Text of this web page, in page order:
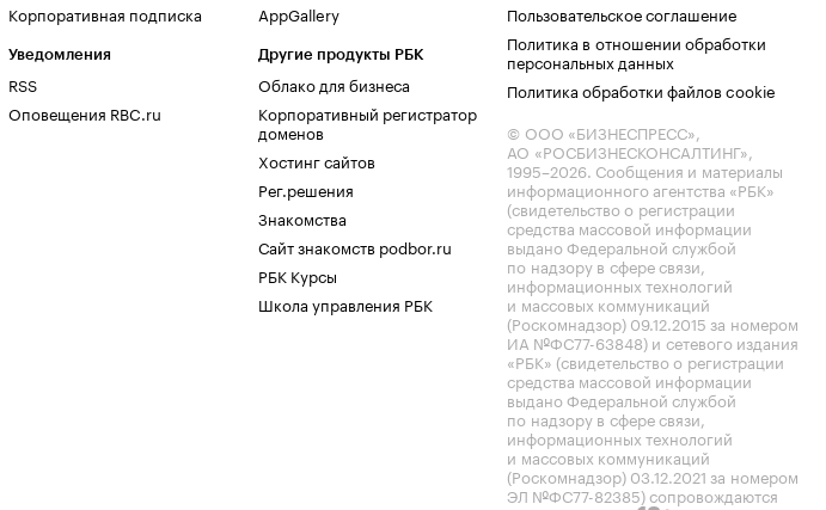
Корпоративная подписка
Уведомления
RSS
Оповещения RBC.ru
AppGallery
Другие продукты РБК
Облако для бизнеса
Корпоративный регистратор
доменов
Хостинг сайтов
Рег.решения
Знакомства
Сайт знакомств podbor.ru
РБК Курсы
Школа управления РБК
Пользовательское соглашение
Политика в отношении обработки
персональных данных
Политика обработки файлов cookie
© ООО «БИЗНЕСПРЕСС»,
АО «РОСБИЗНЕСКОНСАЛТИНГ»,
1995–2026. Сообщения и материалы
информационного агентства «РБК»
(свидетельство о регистрации
средства массовой информации
выдано Федеральной службой
по надзору в сфере связи,
информационных технологий
и массовых коммуникаций
(Роскомнадзор) 09.12.2015 за номером
ИА №ФС77-63848) и сетевого издания
«РБК» (свидетельство о регистрации
средства массовой информации
выдано Федеральной службой
по надзору в сфере связи,
информационных технологий
и массовых коммуникаций
(Роскомнадзор) 03.12.2021 за номером
ЭЛ №ФС77-82385) сопровождаются